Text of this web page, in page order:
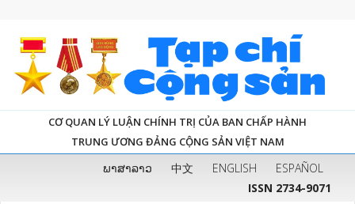
CƠ QUAN LÝ LUẬN CHÍNH TRỊ CỦA BAN CHẤP HÀNH
TRUNG ƯƠNG ĐẢNG CỘNG SẢN VIỆT NAM
ພາສາລາວ 中文 ENGLISH
ESPAÑOL
ISSN 2734-9071